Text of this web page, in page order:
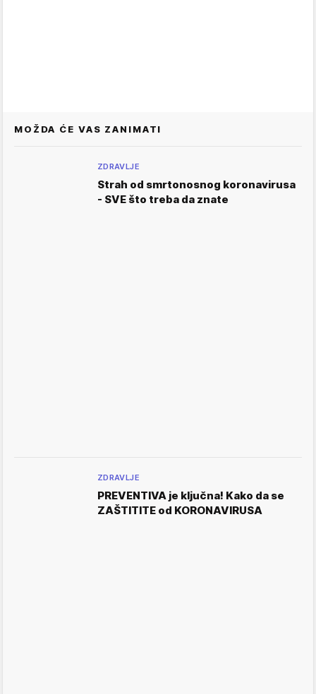
MOŽDA ĆE VAS ZANIMATI
ZDRAVLJE
Strah od smrtonosnog koronavirusa
- SVE što treba da znate
ZDRAVLJE
PREVENTIVA je ključna! Kako da se
ZAŠTITITE od KORONAVIRUSA